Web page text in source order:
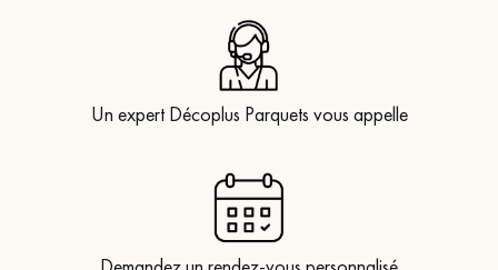
Un expert Décoplus Parquets vous appelle